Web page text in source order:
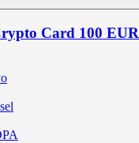
Card 100 EUR